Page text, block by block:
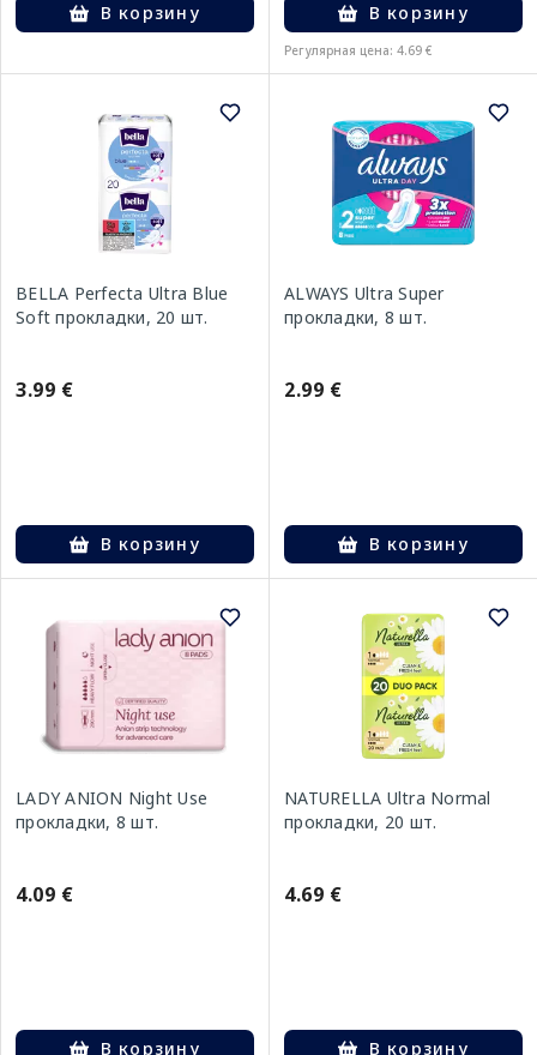
В корзину В корзину
Регулярная цена: 4.69 €
BELLA Perfecta Ultra Blue
Soft прокладки, 20 шт.
3.99 €
В корзину
ALWAYS Ultra Super
прокладки, 8 шт.
2.99 €
В корзину
LADY ANION Night Use
прокладки, 8 шт.
4.09 €
В корзину
NATURELLA Ultra Normal
прокладки, 20 шт.
4.69 €
В корзину